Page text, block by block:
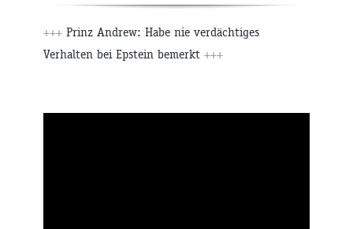
+++ Prinz Andrew: Habe nie verdächtiges
Verhalten bei Epstein bemerkt +++